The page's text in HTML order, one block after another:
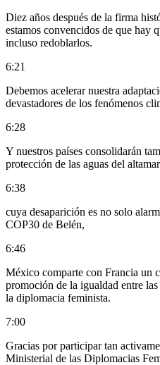
Diez años después de la firma
estamos convencidos de que hay
incluso redoblarlos.
6:21
Debemos acelerar nuestra
devastadores de los fenómenos
6:28
Y nuestros países consolidarán
protección de las aguas del
6:38
cuya desaparición es no solo
COP30 de Belén,
6:46
México comparte con Francia un
promoción de la igualdad entre
la diplomacia feminista.
7:00
Gracias por participar tan
Ministerial de las Diplomacias